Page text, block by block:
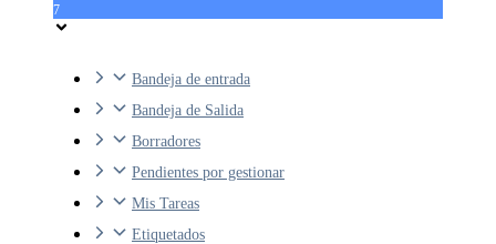
7
Bandeja de entrada
Bandeja de Salida
Borradores
Pendientes por gestionar
Mis Tareas
Etiquetados